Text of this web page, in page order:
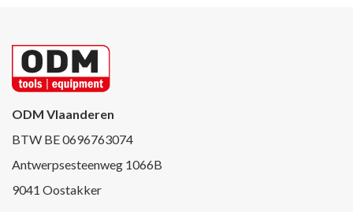
ODM Vlaanderen
BTW BE 0696763074
Antwerpsesteenweg 1066B
9041 Oostakker